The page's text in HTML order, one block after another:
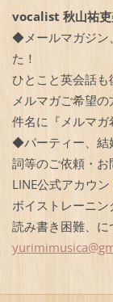
vocalist 秋山祐
◆メールマガジン
た！
ひとこと英会話も
メルマガご希望の
件名に『メルマ
◆パーティー、結
詞等のご依頼・
LINE公式アカウン
ボイストレーニン
読み書き困難、に
yurimimu